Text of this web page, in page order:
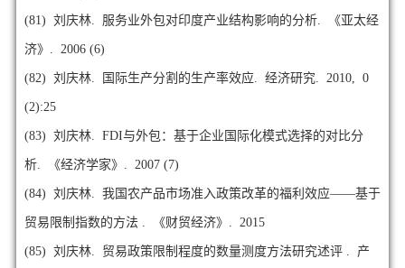
(81) 刘庆林. 服务业外包对印度产业结构影响的分析. 《亚太经
济》. 2006 (6)
(82) 刘庆林. 国际生产分割的生产率效应. 经济研究. 2010, 0
(2):25
(83) 刘庆林. FDI与外包：基于企业国际化模式选择的对比分
析. 《经济学家》. 2007 (7)
(84) 刘庆林. 我国农产品市场准入政策改革的福利效应——基于
贸易限制指数的方法 . 《财贸经济》. 2015
(85) 刘庆林. 贸易政策限制程度的数量测度方法研究述评 . 产